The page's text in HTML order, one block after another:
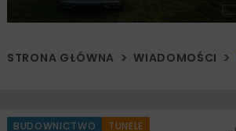
STRONA GŁÓWNA WIADOMOŚCI
BUDOWNICTWO
TUNELE